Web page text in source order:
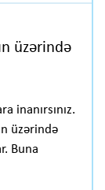
üzərində
inanırsınız.
üzərində
Buna